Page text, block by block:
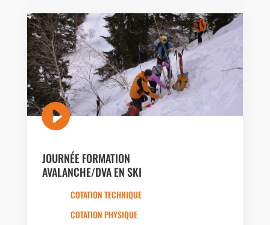

JOURNÉE FORMATION
AVALANCHE/DVA EN SKI
COTATION TECHNIQUE
COTATION PHYSIQUE